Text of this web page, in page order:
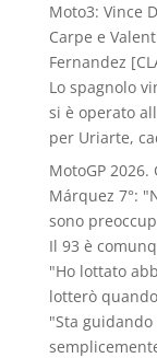
Moto3: Vince
Carpe e
Fernandez
Lo spagnolo
si è operato
per Uriarte,
MotoGP
Márquez 7°:
sono
Il 93 è
"Ho lottato
lotterò
"Sta